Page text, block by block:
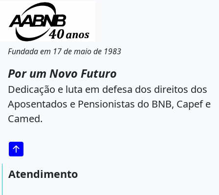
Fundada em 17 de maio de 1983
Por um Novo Futuro
Dedicação e luta em defesa dos direitos dos
Aposentados e Pensionistas do BNB, Capef e
Camed.
Atendimento